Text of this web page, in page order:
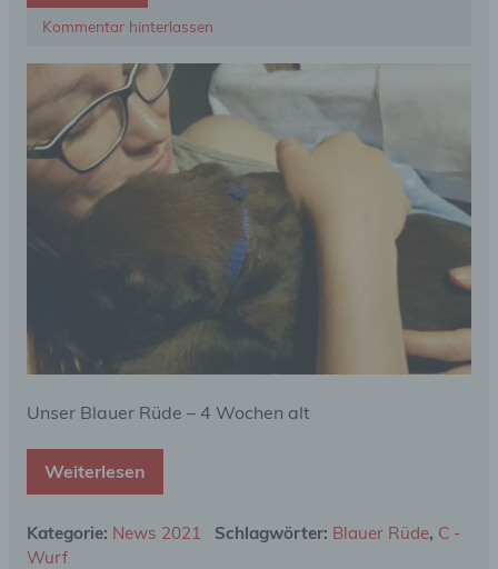
Kommentar hinterlassen
Unser Blauer Rüde – 4 Wochen alt
Weiterlesen
Kategorie: News 2021 Schlagwörter: Blauer Rüde, C -
Wurf